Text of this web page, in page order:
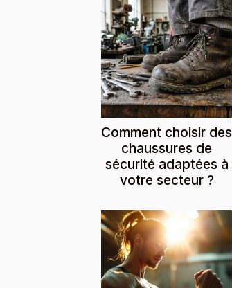
Comment choisir des
chaussures de
sécurité adaptées à
votre secteur ?